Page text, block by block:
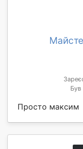
Був
Просто максим